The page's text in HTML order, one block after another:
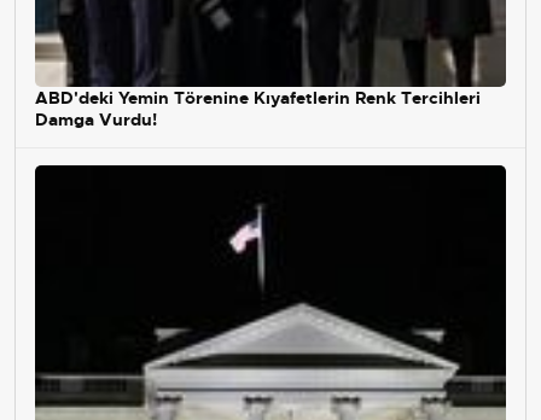
ABD'deki Yemin Törenine Kıyafetlerin Renk Tercihleri
Damga Vurdu!